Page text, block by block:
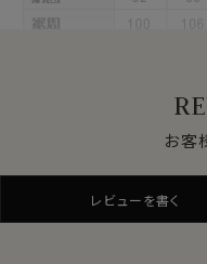
お好みでアイロンをかけ
忙しい女性の味方です。
そしてクールマックスの
女性であればいつも清潔
お客
レビューを書く